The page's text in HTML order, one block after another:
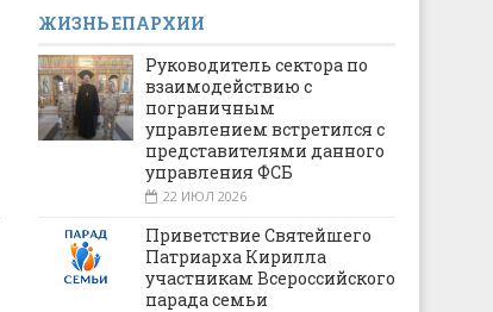
ЖИЗНЬ ЕПАРХИИ
Руководитель сектора по
взаимодействию с
пограничным
управлением встретился с
представителями данного
управления ФСБ
22 ИЮЛ 2026
Приветствие Святейшего
Патриарха Кирилла
участникам Всероссийского
парада семьи